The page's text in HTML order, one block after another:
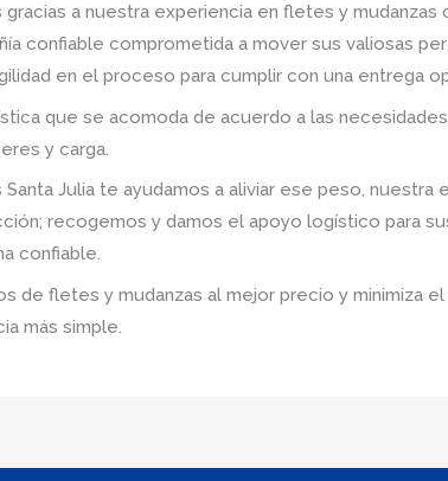
gracias a nuestra experiencia en fletes y
confiable comprometida a mover sus valiosas
en el proceso para cumplir con una entrega
que se acomoda de acuerdo a las
y carga.
Santa Julia te ayudamos a aliviar ese peso,
recogemos y damos el apoyo logístico para
confiable.
de fletes y mudanzas al mejor precio y minimiza
más simple.